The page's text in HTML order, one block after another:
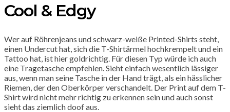
Cool & Edgy
Wer auf Röhrenjeans und schwarz-weiße Printed-Shirts steht,
einen Undercut hat, sich die T-Shirtärmel hochkrempelt und ein
Tattoo hat, ist hier goldrichtig. Für diesen Typ würde ich auch
eine Tragetasche empfehlen. Sieht einfach wesentlich lässiger
aus, wenn man seine Tasche in der Hand trägt, als ein hässlicher
Riemen, der den Oberkörper verschandelt. Der Print auf dem T-
Shirt wird nicht mehr richtig zu erkennen sein und auch sonst
sieht das ziemlich doof aus.